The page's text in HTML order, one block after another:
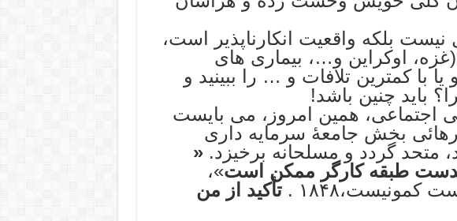
بلکه واقعیت انکارناپذیر است،
اوکراین و…، بیماری های
با کمترین تلافات و … را ببینید و
باید چنین باشد!
اجتماعی، همین امروز، می بایست
رهائی بخش جامعۀ سرمایه داری
متحد گردد و مسلحانه برخیزد.«
بدست طبقه کارگر ممکن است»،
.
تأکید از من